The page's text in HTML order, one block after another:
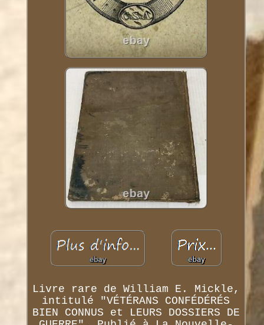
Livre rare de William E. Mickle,
intitulé "VÉTÉRANS CONFÉDÉRÉS
BIEN CONNUS et LEURS DOSSIERS DE